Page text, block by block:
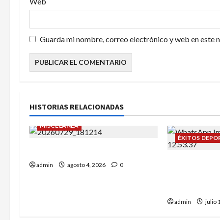
a
s
Guarda mi nombre, correo electrónico y web en este
HISTORIAS RELACIONADAS
EVENTOS SOCIALES
MISCELÁNEA
admin agosto 4, 2026 0
ÉXITOS
admin julio